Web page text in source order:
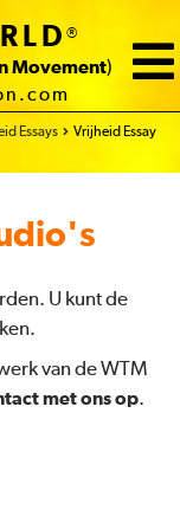
®
Movement)
Essays
Vrijheid Essay
U kunt de
van de WTM
met ons op.